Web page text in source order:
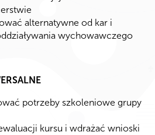
alternatywne od kar i
wychowawczego
potrzeby szkoleniowe grupy
kursu i wdrażać wnioski